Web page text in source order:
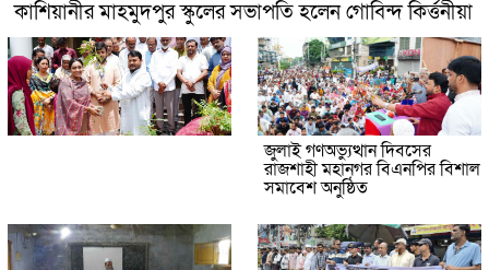
কাশিয়ানীর মাহমুদপুর স্কুলের সভাপতি হলেন গোবিন্দ কির্ত্তনীয়া
জুলাই গণঅভ্যুত্থান দিবসের
রাজশাহী মহানগর বিএনপির বিশাল
সমাবেশ অনুষ্ঠিত